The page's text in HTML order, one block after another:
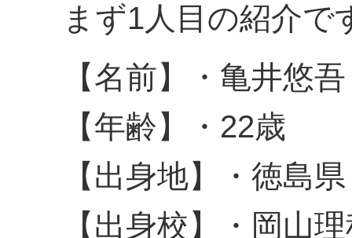
まず1人目の紹介で
【名前】・亀井悠吾
【年齢】・22歳
【出身地】・徳島県
【出身校】・岡山